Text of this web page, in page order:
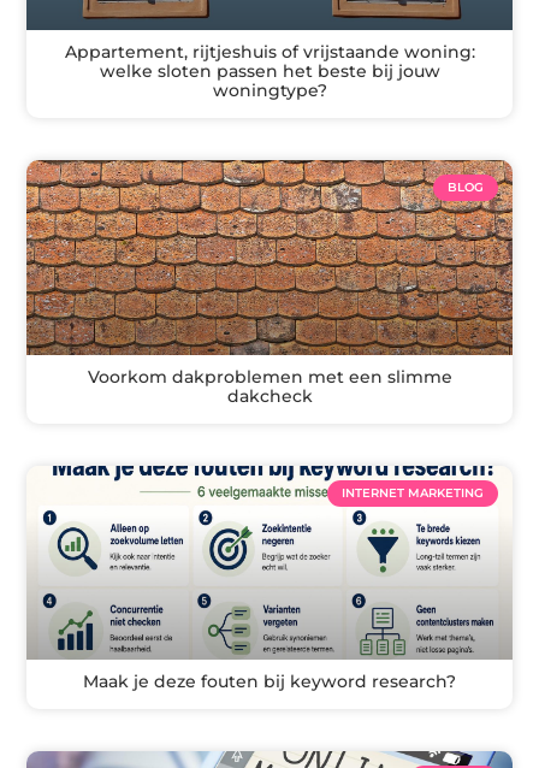
Appartement, rijtjeshuis of vrijstaande woning:
welke sloten passen het beste bij jouw
woningtype?
BLOG
Voorkom dakproblemen met een slimme
dakcheck
INTERNET MARKETING
Maak je deze fouten bij keyword research?